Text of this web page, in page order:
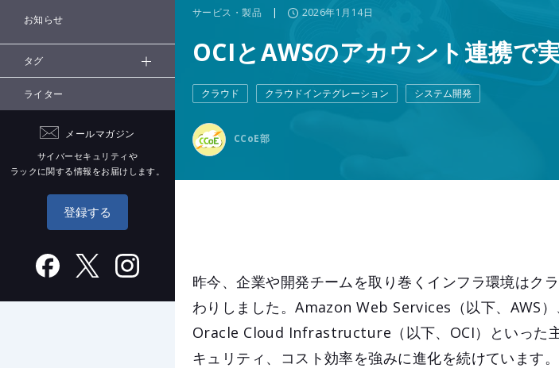
お知らせ
タグ
ライター
メールマガジン
サイバーセキュリティや
ラックに関する情報をお届けします。
登録する
サービス・製品 | 2026年1月14日
OCIとAWSのアカウント連携で
クラウド クラウドインテグレーション システム開発
CCoE部
昨今、企業や開発チームを取り巻くインフラ環境はク
わりしました。Amazon Web Services（以下、AWS
Oracle Cloud Infrastructure（以下、OCI）といった
キュリティ、コスト効率を強みに進化を続けています